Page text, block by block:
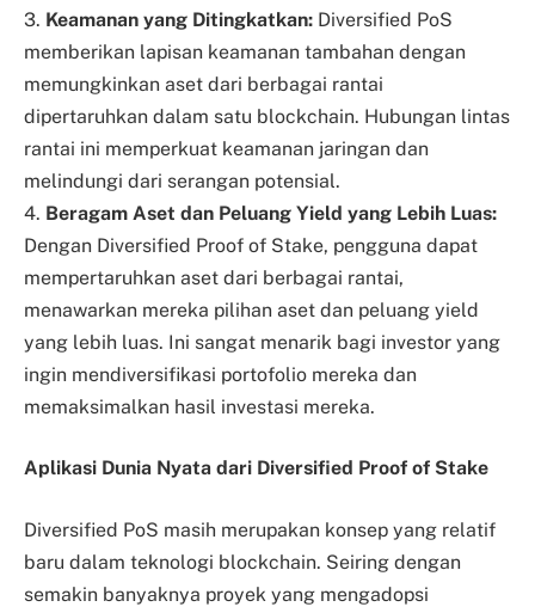
3. Keamanan yang Ditingkatkan: Diversified PoS
memberikan lapisan keamanan tambahan dengan
memungkinkan aset dari berbagai rantai
dipertaruhkan dalam satu blockchain. Hubungan lintas
rantai ini memperkuat keamanan jaringan dan
melindungi dari serangan potensial.
4. Beragam Aset dan Peluang Yield yang Lebih Luas:
Dengan Diversified Proof of Stake, pengguna dapat
mempertaruhkan aset dari berbagai rantai,
menawarkan mereka pilihan aset dan peluang yield
yang lebih luas. Ini sangat menarik bagi investor yang
ingin mendiversifikasi portofolio mereka dan
memaksimalkan hasil investasi mereka.
Aplikasi Dunia Nyata dari Diversified Proof of Stake
Diversified PoS masih merupakan konsep yang relatif
baru dalam teknologi blockchain. Seiring dengan
semakin banyaknya proyek yang mengadopsi